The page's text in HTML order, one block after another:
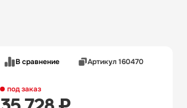
В сравнение Артикул 160470
под заказ